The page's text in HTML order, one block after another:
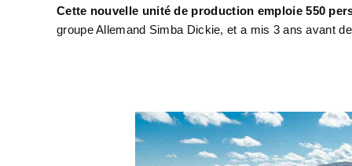
Cette nouvelle unité de production emploie 550
groupe Allemand Simba Dickie, et a mis 3 ans avant